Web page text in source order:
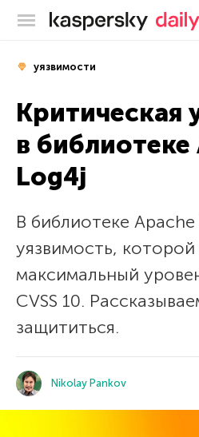
Блог
уязвимости
Критическая
в библиотеке
Log4j
В библиотеке
уязвимость,
максимальный
CVSS 10.
защититься.
Nikolay Pankov